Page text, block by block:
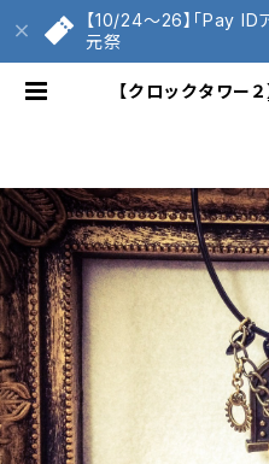
【10/24〜26】「Pay ID
元祭
【クロックタワー